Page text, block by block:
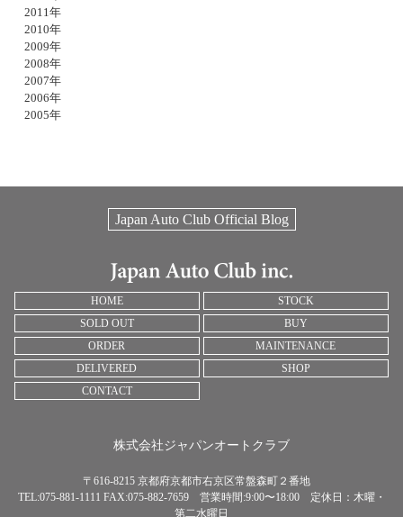
2011年
2010年
2009年
2008年
2007年
2006年
2005年
Japan Auto Club Official Blog
HOME
STOCK
SOLD OUT
BUY
ORDER
MAINTENANCE
DELIVERED
SHOP
CONTACT
株式会社ジャパンオートクラブ
〒616-8215 京都府京都市右京区常盤森町２番地
TEL:075-881-1111 FAX:075-882-7659 営業時間:9:00〜18:00 定休日：木曜・
第二水曜日